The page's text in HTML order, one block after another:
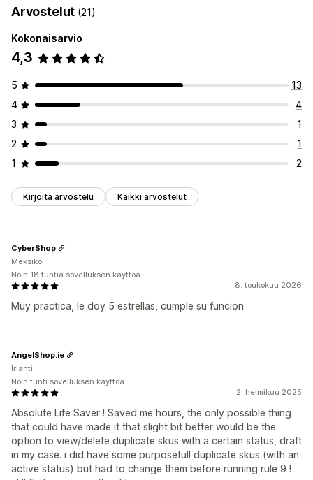
Arvostelut (21)
Kokonaisarvio
4,3
5
13
4
4
3
1
2
1
1
2
Kirjoita arvostelu Kaikki arvostelut
8. toukokuu 2026
Muy practica, le doy 5 estrellas, cumple su funcion
CyberShop
Meksiko
Noin 18 tuntia sovelluksen käyttöä
2. helmikuu 2025
Absolute Life Saver ! Saved me hours, the only possible thing
that could have made it that slight bit better would be the
option to view/delete duplicate skus with a certain status, draft
in my case. i did have some purposefull duplicate skus (with an
active status) but had to change them before running rule 9 !
AngelShop.ie
Irlanti
Noin tunti sovelluksen käyttöä